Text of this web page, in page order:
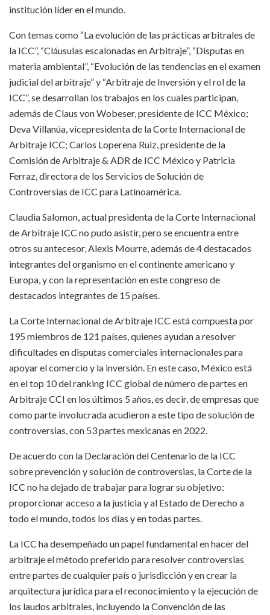
institución líder en el mundo.
Con temas como “La evolución de las prácticas arbitrales de
la ICC”, “Cláusulas escalonadas en Arbitraje”, “Disputas en
materia ambiental”, “Evolución de las tendencias en el examen
judicial del arbitraje” y “Arbitraje de Inversión y el rol de la
ICC”, se desarrollan los trabajos en los cuales participan,
además de Claus von Wobeser, presidente de ICC México;
Deva Villanúa, vicepresidenta de la Corte Internacional de
Arbitraje ICC; Carlos Loperena Ruiz, presidente de la
Comisión de Arbitraje & ADR de ICC México y Patricia
Ferraz, directora de los Servicios de Solución de
Controversias de ICC para Latinoamérica.
Claudia Salomon, actual presidenta de la Corte Internacional
de Arbitraje ICC no pudo asistir, pero se encuentra entre
otros su antecesor, Alexis Mourre, además de 4 destacados
integrantes del organismo en el continente americano y
Europa, y con la representación en este congreso de
destacados integrantes de 15 países.
La Corte Internacional de Arbitraje ICC está compuesta por
195 miembros de 121 países, quienes ayudan a resolver
dificultades en disputas comerciales internacionales para
apoyar el comercio y la inversión. En este caso, México está
en el top 10 del ranking ICC global de número de partes en
Arbitraje CCI en los últimos 5 años, es decir, de empresas que
como parte involucrada acudieron a este tipo de solución de
controversias, con 53 partes mexicanas en 2022.
De acuerdo con la Declaración del Centenario de la ICC
sobre prevención y solución de controversias, la Corte de la
ICC no ha dejado de trabajar para lograr su objetivo:
proporcionar acceso a la justicia y al Estado de Derecho a
todo el mundo, todos los días y en todas partes.
La ICC ha desempeñado un papel fundamental en hacer del
arbitraje el método preferido para resolver controversias
entre partes de cualquier país o jurisdicción y en crear la
arquitectura jurídica para el reconocimiento y la ejecución de
los laudos arbitrales, incluyendo la Convención de las